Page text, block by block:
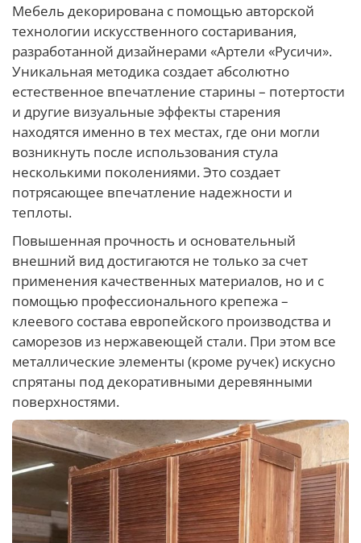
Мебель декорирована с помощью авторской
технологии искусственного состаривания,
разработанной дизайнерами «Артели «Русичи».
Уникальная методика создает абсолютно
естественное впечатление старины – потертости
и другие визуальные эффекты старения
находятся именно в тех местах, где они могли
возникнуть после использования стула
несколькими поколениями. Это создает
потрясающее впечатление надежности и
теплоты.
Повышенная прочность и основательный
внешний вид достигаются не только за счет
применения качественных материалов, но и с
помощью профессионального крепежа –
клеевого состава европейского производства и
саморезов из нержавеющей стали. При этом все
металлические элементы (кроме ручек) искусно
спрятаны под декоративными деревянными
поверхностями.